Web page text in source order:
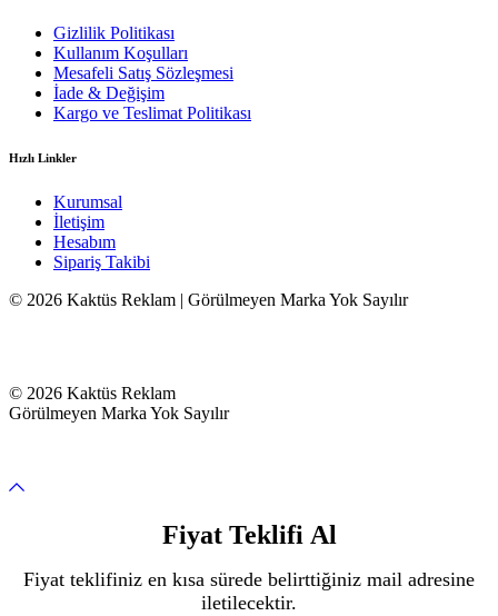
Gizlilik Politikası
Kullanım Koşulları
Mesafeli Satış Sözleşmesi
İade & Değişim
Kargo ve Teslimat Politikası
Hızlı Linkler
Kurumsal
İletişim
Hesabım
Sipariş Takibi
© 2026 Kaktüs Reklam | Görülmeyen Marka Yok Sayılır
© 2026 Kaktüs Reklam
Görülmeyen Marka Yok Sayılır
Fiyat Teklifi Al
Fiyat teklifiniz en kısa sürede belirttiğiniz mail adresine
iletilecektir.